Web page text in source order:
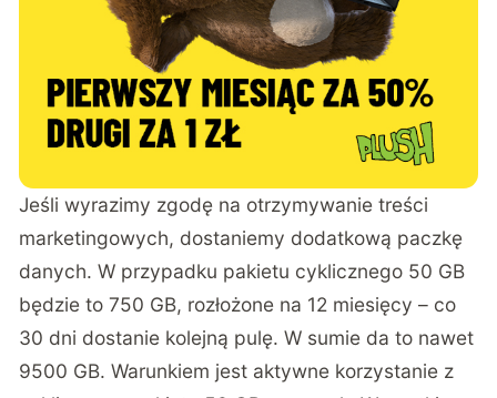
Jeśli wyrazimy zgodę na otrzymywanie treści
marketingowych, dostaniemy dodatkową paczkę
danych. W przypadku pakietu cyklicznego 50 GB
będzie to 750 GB, rozłożone na 12 miesięcy – co
30 dni dostanie kolejną pulę. W sumie da to nawet
9500 GB. Warunkiem jest aktywne korzystanie z